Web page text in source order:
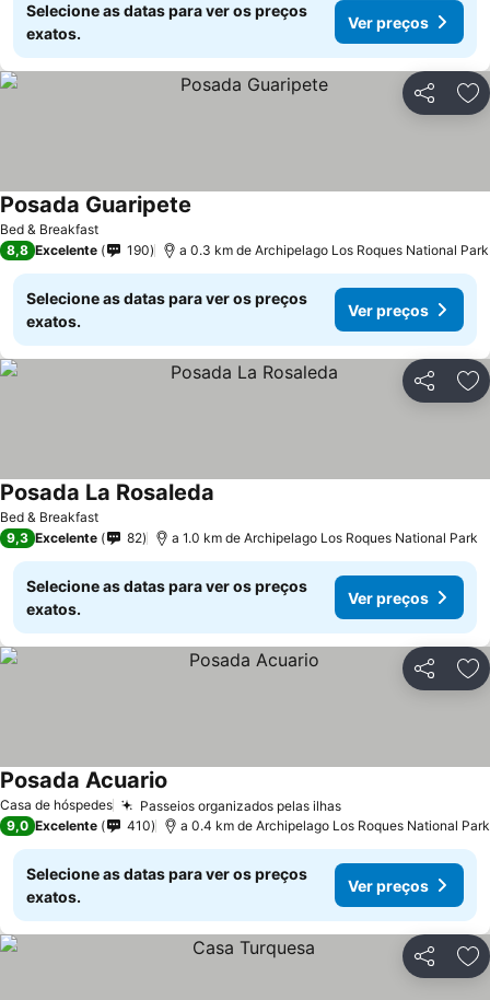
Selecione as datas para ver os preços
exatos.
Ver preços
Partilhar
Bed & Breakfast
Posada Guaripete
8,8 Excelente 190 a 0.3 km de Archipelago Los Roques National Park
Selecione as datas para ver os preços
exatos.
Ver preços
Partilhar
Bed & Breakfast
Posada La Rosaleda
9,3 Excelente 82 a 1.0 km de Archipelago Los Roques National Park
Selecione as datas para ver os preços
exatos.
Ver preços
Partilhar
Casa de hóspedes Passeios organizados pelas ilhas
Posada Acuario
9,0 Excelente 410 a 0.4 km de Archipelago Los Roques National Park
Selecione as datas para ver os preços
exatos.
Ver preços
Partilhar